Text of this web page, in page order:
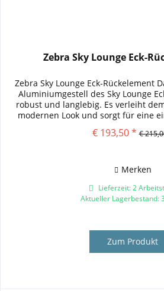
Zebra Sky Lounge Eck-
Zebra Sky Lounge Eck-Rückelement
Aluminiumgestell des Sky Lounge
robust und langlebig. Es verleiht
modernen Look und sorgt für eine
€ 193,50 * €
Merken
Lieferzeit: 2
Aktueller Lagerbestand:
Zum Produkt